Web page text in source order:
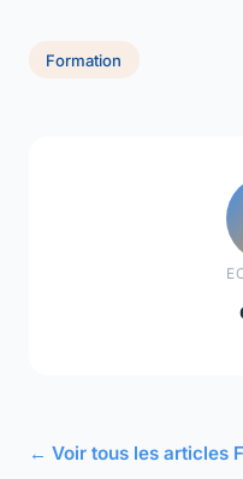
Formation
← Voir tous les articles